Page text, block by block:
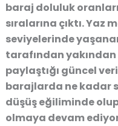
baraj doluluk
sıralarına çıktı. Yaz
seviyelerinde
tarafından yakından
paylaştığı güncel
barajlarda ne kadar
düşüş eğiliminde
olmaya devam